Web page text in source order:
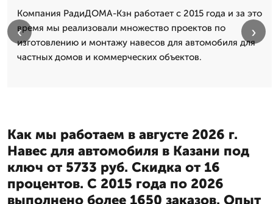
Компания РадиДОМА-Кзн работает с 2015 года и за это
время мы реализовали множество проектов по
изготовлению и монтажу навесов для автомобиля для
частных домов и коммерческих объектов.
‹ ›
Как мы работаем в августе 2026 г.
Навес для автомобиля в Казани под
ключ от 5733 руб. Скидка от 16
процентов. С 2015 года по 2026
выполнено более 1650 заказов. Опыт